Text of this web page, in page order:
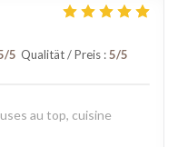
/5 Qualität / Preis :5/5
au top, cuisine